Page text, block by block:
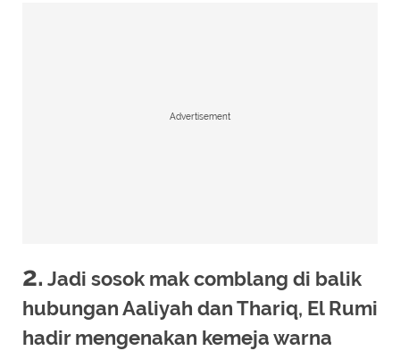
Advertisement
2. Jadi sosok mak comblang di balik
hubungan Aaliyah dan Thariq, El Rumi
hadir mengenakan kemeja warna